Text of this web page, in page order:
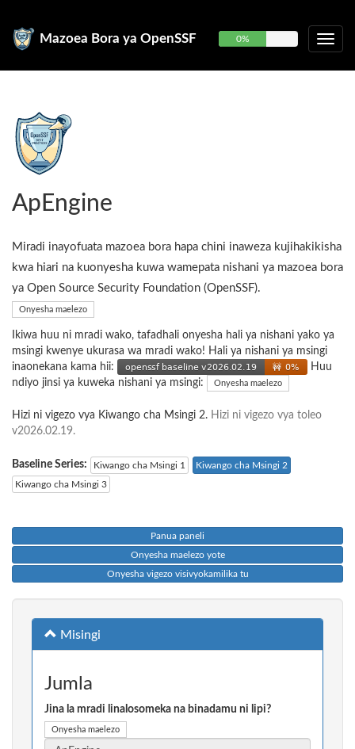
Mazoea Bora ya OpenSSF 0%
ApEngine
Miradi inayofuata mazoea bora hapa chini inaweza kujihakikisha
kwa hiari na kuonyesha kuwa wamepata nishani ya mazoea bora
ya Open Source Security Foundation (OpenSSF).
Onyesha maelezo
Ikiwa huu ni mradi wako, tafadhali onyesha hali ya nishani yako ya
msingi kwenye ukurasa wa mradi wako! Hali ya nishani ya msingi
inaonekana kama hii:
Huu
ndiyo jinsi ya kuweka nishani ya msingi:
Onyesha maelezo
Hizi ni vigezo vya Kiwango cha Msingi 2. Hizi ni vigezo vya toleo
v2026.02.19.
Baseline Series: Kiwango cha Msingi 1
Kiwango cha Msingi 2
Kiwango cha Msingi 3
Panua paneli
Onyesha maelezo yote
Onyesha vigezo visivyokamilika tu
Misingi
Jumla
Jina la mradi linalosomeka na binadamu ni lipi?
Onyesha maelezo